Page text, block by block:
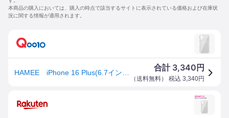
本商品の購入においては、購入の時点で該当するサイトに表示されている価格および在庫状
況に関する情報が適用されます。
合計 3,340 円
（送料無料） 税込 3,340円